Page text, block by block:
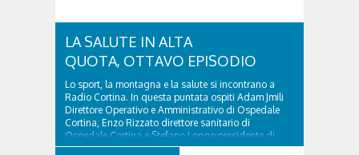
LA SALUTE IN ALTA
QUOTA, OTTAVO EPISODIO
Lo sport, la montagna e la salute si incontrano a
Radio Cortina. In questa puntata ospiti Adam Jmili
Direttore Operativo e Amministrativo di Ospedale
Cortina, Enzo Rizzato direttore sanitario di
Ospedale Cortina e Stefano Longo presidente di
Fondazione Cortina. GVM Care & Research –...